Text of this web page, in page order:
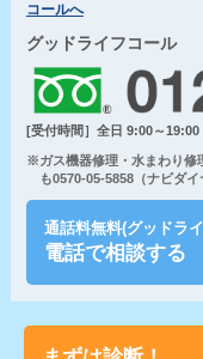
コールへ
グッドライフコール
[受付時間］全日 9:00～19:00
※ガス機器修理・水まわり修
も0570-05-5858（ナビダ
通話料無料(グッドラ
電話で相談する